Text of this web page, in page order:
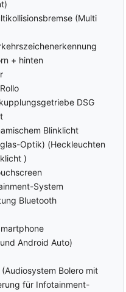
Alarmanlage
Fahrprofilauswahl (Drive
Mode Select)
Einparkhilfe vorne
Parkbremse elektrisch
Fahrerairbag
Fahrer Airbag
Knie-Airbag
Beifahrer-Airbag
ausschaltbar
Beifahrer-Airbag
Kopf-Airbags
Umfeldbeobachtungssystem
(Multi
+ hinten
DSG
Blinklicht
Optik) (Heckleuchten
)
System
Bluetooth
Android Auto)
Bolero mit
für Infotainment-